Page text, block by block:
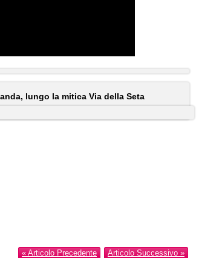
lungo la mitica Via della Seta
« Articolo Precedente Articolo Successivo »